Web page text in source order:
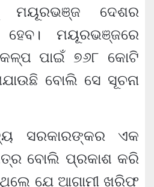
ମୟୂରଭଞ୍ଜ ଦେଶର
ମୟୂରଭଞ୍ଜରେ
ପାଇଁ ୭୬୮ କୋଟି
ବୋଲି ସେ ସୂଚନା
ସରକାରଙ୍କର ଏକ
ବୋଲି ପ୍ରକାଶ କରି
ଯେ ଆଗାମୀ ଖରିଫ